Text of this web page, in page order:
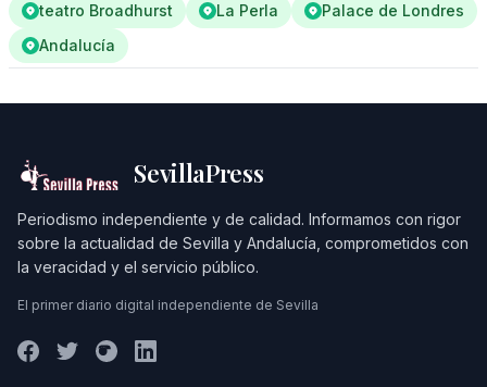
teatro Broadhurst
La Perla
Palace de Londres
Andalucía
SevillaPress
Periodismo independiente y de calidad. Informamos con rigor
sobre la actualidad de Sevilla y Andalucía, comprometidos con
la veracidad y el servicio público.
El primer diario digital independiente de Sevilla